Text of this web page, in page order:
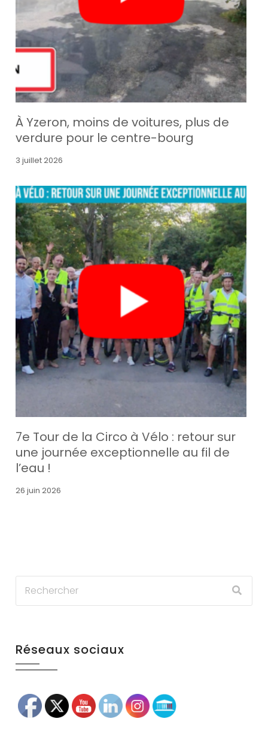
À Yzeron, moins de voitures, plus de
verdure pour le centre-bourg
3 juillet 2026
7e Tour de la Circo à Vélo : retour sur
une journée exceptionnelle au fil de
l’eau !
26 juin 2026
Réseaux sociaux